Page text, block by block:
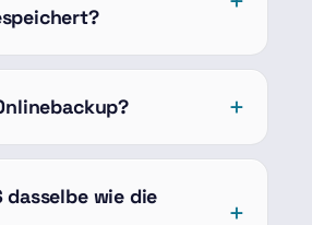
dasselbe wie die